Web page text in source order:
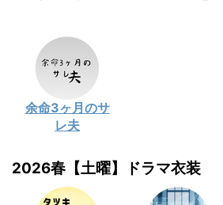
余命3ヶ月のサ
レ夫
2026春【土曜】ドラマ衣装